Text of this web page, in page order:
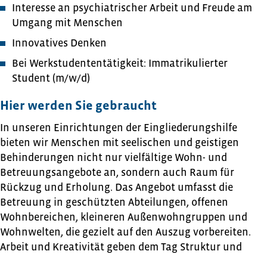
Interesse an psychiatrischer Arbeit und Freude am
Umgang mit Menschen
Innovatives Denken
Bei Werkstudententätigkeit: Immatrikulierter
Student (m/w/d)
Hier werden Sie gebraucht
In unseren Einrichtungen der Eingliederungshilfe
bieten wir Menschen mit seelischen und geistigen
Behinderungen nicht nur vielfältige Wohn- und
Betreuungsangebote an, sondern auch Raum für
Rückzug und Erholung. Das Angebot umfasst die
Betreuung in geschützten Abteilungen, offenen
Wohnbereichen, kleineren Außenwohngruppen und
Wohnwelten, die gezielt auf den Auszug vorbereiten.
Arbeit und Kreativität geben dem Tag Struktur und